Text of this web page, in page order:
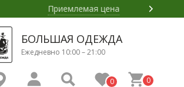
Приемлемая цена
БОЛЬШАЯ ОДЕЖДА
Ежедневно 10:00 – 21:00
0 0